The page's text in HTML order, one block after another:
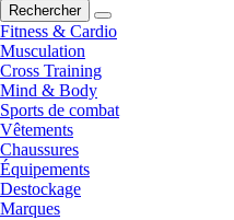
Rechercher
Fitness & Cardio
Musculation
Cross Training
Mind & Body
Sports de combat
Vêtements
Chaussures
Équipements
Destockage
Marques